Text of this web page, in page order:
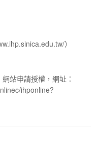
）
站申請授權，網址：
ihponline?